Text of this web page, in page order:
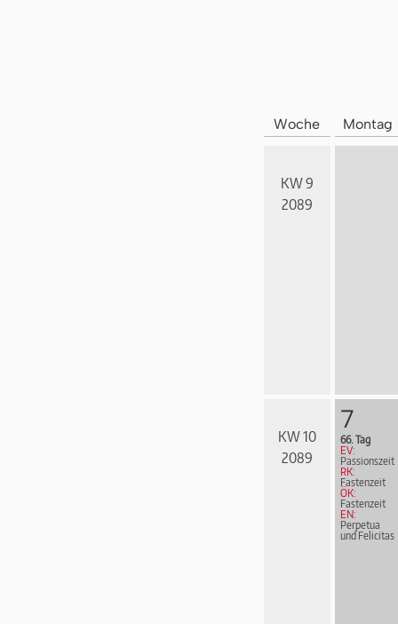
Woche Montag
KW 9
2089
KW 10
2089
7
66. Tag
EV:
Passionszeit
RK:
Fastenzeit
ÖK:
Fastenzeit
EN:
Perpetua
und Felicitas